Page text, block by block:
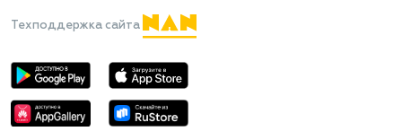
Техподдержка сайта